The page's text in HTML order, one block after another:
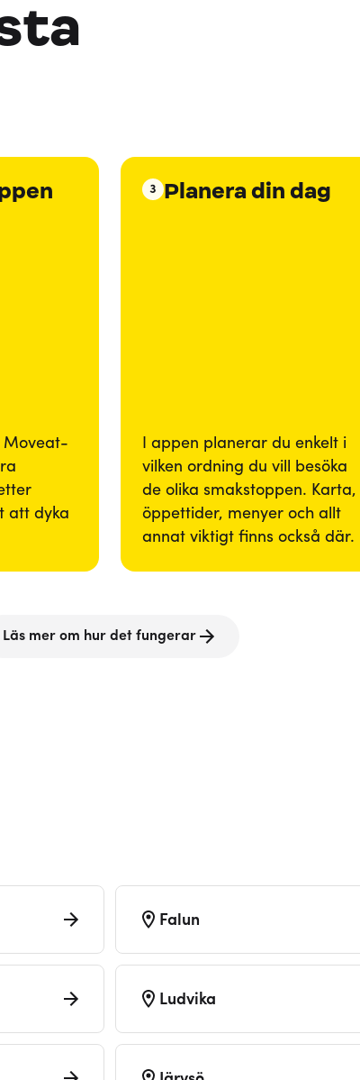
Moveat-
att dyka
3 Planera din dag
I appen planerar du enkelt i
vilken ordning du vill besöka
de olika smakstoppen. Karta,
öppettider, menyer och allt
annat viktigt finns också där.
Läs mer om hur det fungerar
Falun
Ludvika